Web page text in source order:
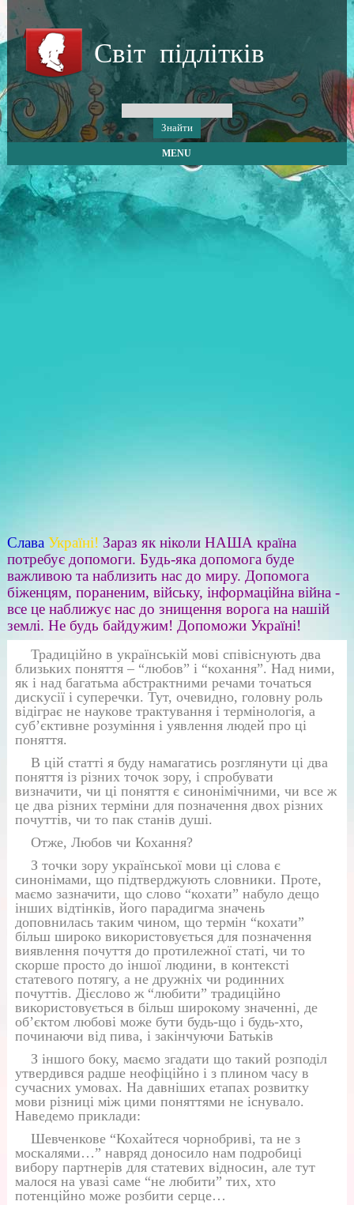
Світ підлітків
MENU
Слава Україні! Зараз як ніколи НАША країна
потребує допомоги. Будь-яка допомога буде
важливою та наблизить нас до миру. Допомога
біженцям, пораненим, війську, інформаційна війна -
все це наближує нас до знищення ворога на нашій
землі. Не будь байдужим! Допоможи Україні!
Традиційно в українській мові співіснують два
близьких поняття – “любов” і “кохання”. Над ними,
як і над багатьма абстрактними речами точаться
дискусії і суперечки. Тут, очевидно, головну роль
відіграє не наукове трактування і термінологія, а
суб’єктивне розуміння і уявлення людей про ці
поняття.
В цій статті я буду намагатись розглянути ці два
поняття із різних точок зору, і спробувати
визначити, чи ці поняття є синонімічними, чи все ж
це два різних терміни для позначення двох різних
почуттів, чи то пак станів душі.
Отже, Любов чи Кохання?
З точки зору української мови ці слова є
синонімами, що підтверджують словники. Проте,
маємо зазначити, що слово “кохати” набуло дещо
інших відтінків, його парадигма значень
доповнилась таким чином, що термін “кохати”
більш широко використовується для позначення
виявлення почуття до протилежної статі, чи то
скорше просто до іншої людини, в контексті
статевого потягу, а не дружніх чи родинних
почуттів. Дієслово ж “любити” традиційно
використовується в більш широкому значенні, де
об’єктом любові може бути будь-що і будь-хто,
починаючи від пива, і закінчуючи Батьків
З іншого боку, маємо згадати що такий розподіл
утвердився радше неофіційно і з плином часу в
сучасних умовах. На давніших етапах розвитку
мови різниці між цими поняттями не існувало.
Наведемо приклади:
Шевченкове “Кохайтеся чорнобриві, та не з
москалями…” навряд доносило нам подробиці
вибору партнерів для статевих відносин, але тут
малося на увазі саме “не любити” тих, хто
потенційно може розбити серце…